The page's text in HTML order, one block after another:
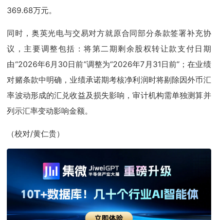
369.68万元。
同时，奥英光电与交易对方就原合同部分条款签署补充协
议，主要调整包括：将第二期剩余股权转让款支付日期
由“2026年6月30日前”调整为“2026年7月31日前”；在业绩
对赌条款中明确，业绩承诺期考核净利润时将剔除因外币汇
率波动形成的汇兑收益及损失影响，审计机构需单独测算并
列示汇率变动影响金额。
（校对/黄仁贵）